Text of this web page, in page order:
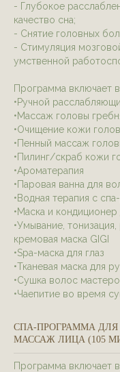
- Глубокое
качество сна;
- Снятие головных
- Стимуляция
умственной
Программа включает
•Ручной
•Массаж головы
•Очищение кожи
•Пенный массаж
•Пилинг/скраб кожи
•Ароматерапия
•Паровая ванна для
•Водная терапия с
•Маска и
•Умывание,
кремовая маска GIGI
•Spa-маска для глаз
•Тканевая маска для
•Сушка волос
•Чаепитие во время
СПА-ПРОГРАММА
МАССАЖ ЛИЦА (105
Программа включает